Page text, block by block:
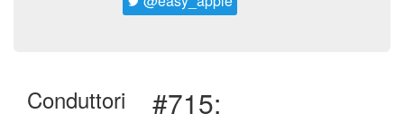
Conduttori #715: